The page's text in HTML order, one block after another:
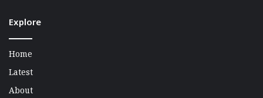
Explore
Home
Latest
About